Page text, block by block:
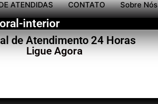
ATENDIDAS CONTATO Sobre Nós
interior
de Atendimento 24 Horas
Ligue Agora